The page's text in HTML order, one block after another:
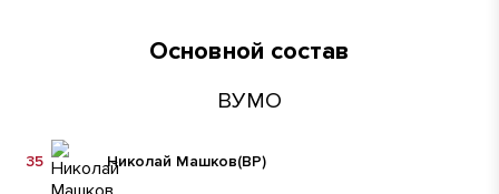
Основной состав
ВУМО
Николай Машков(ВР)
35